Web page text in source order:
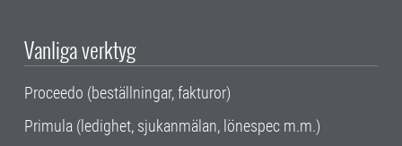
Vanliga verktyg
Proceedo (beställningar, fakturor)
Primula (ledighet, sjukanmälan, lönespec m.m.)